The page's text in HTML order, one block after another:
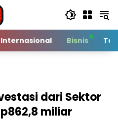
Internasional Bisnis
dari Sektor
miliar